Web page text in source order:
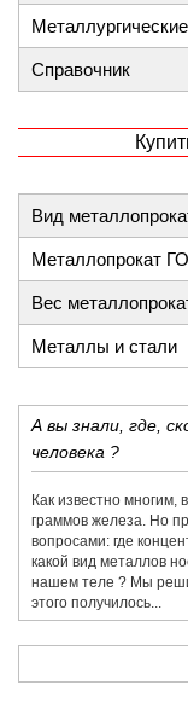
Справочник
Вид
Металлопрокат
Вес
Металлы и стали
А вы знали, где,
человека ?
Как известно многим,
граммов железа. Но
вопросами: где
какой вид металлов
нашем теле ? Мы
этого получилось...